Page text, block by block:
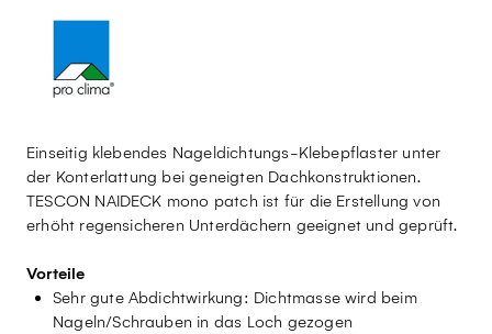
Einseitig klebendes Nageldichtungs-Klebepflaster unter
der Konterlattung bei geneigten Dachkonstruktionen.
TESCON NAIDECK mono patch ist für die Erstellung von
erhöht regensicheren Unterdächern geeignet und geprüft.
Vorteile
Sehr gute Abdichtwirkung: Dichtmasse wird beim
Nageln/Schrauben in das Loch gezogen